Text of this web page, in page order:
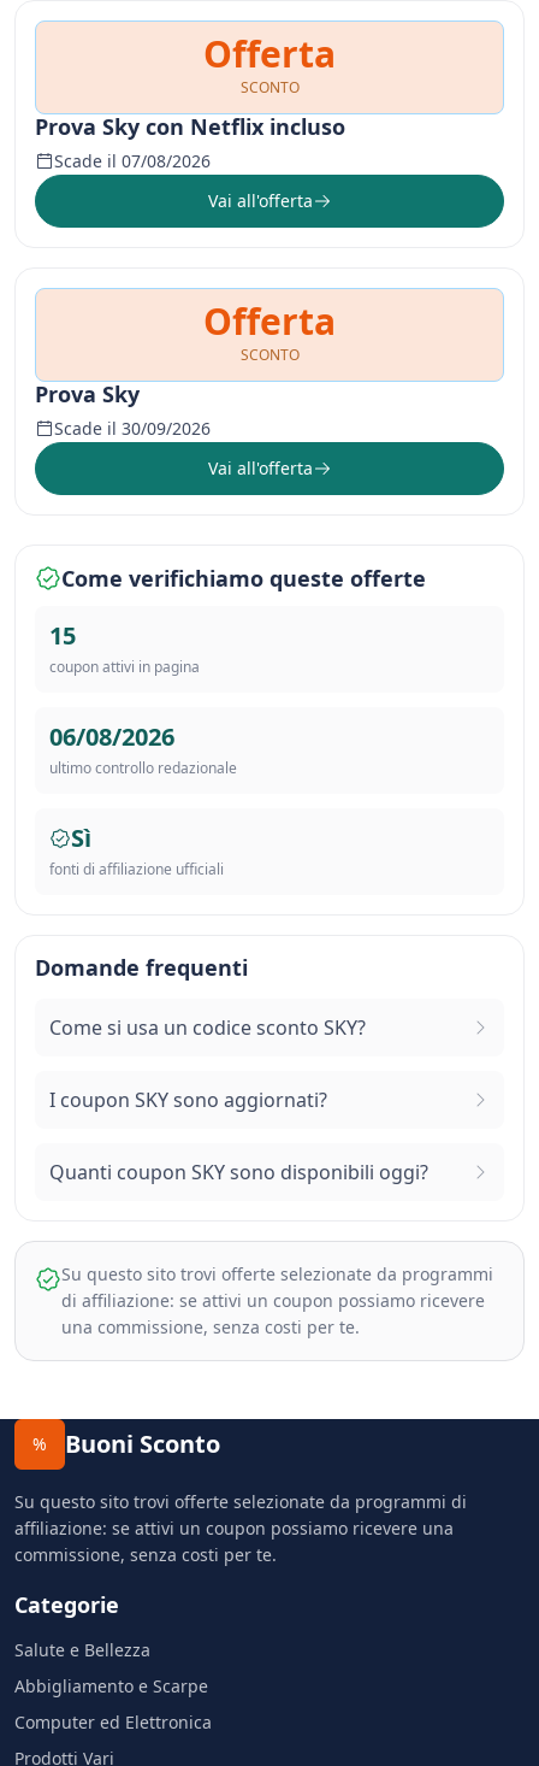
Offerta
SCONTO
Prova Sky con Netflix incluso
Scade il 07/08/2026
Vai all'offerta
Offerta
SCONTO
Prova Sky
Scade il 30/09/2026
Vai all'offerta
Come verifichiamo queste offerte
15
coupon attivi in pagina
06/08/2026
ultimo controllo redazionale
Sì
fonti di affiliazione ufficiali
Domande frequenti
Come si usa un codice sconto SKY?
I coupon SKY sono aggiornati?
Quanti coupon SKY sono disponibili oggi?
Su questo sito trovi offerte selezionate da programmi
di affiliazione: se attivi un coupon possiamo ricevere
una commissione, senza costi per te.
% Buoni Sconto
Su questo sito trovi offerte selezionate da programmi di
affiliazione: se attivi un coupon possiamo ricevere una
commissione, senza costi per te.
Categorie
Salute e Bellezza
Abbigliamento e Scarpe
Computer ed Elettronica
Prodotti Vari